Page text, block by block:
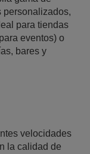
personalizados,
para tiendas
eventos) o
bares y
velocidades
la calidad de